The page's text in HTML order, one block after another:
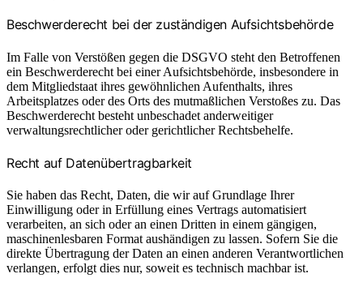
Beschwerde­recht bei der zuständigen Aufsichts­behörde
Im Falle von Verstößen gegen die DSGVO steht den Betroffenen
ein Beschwerderecht bei einer Aufsichtsbehörde, insbesondere in
dem Mitgliedstaat ihres gewöhnlichen Aufenthalts, ihres
Arbeitsplatzes oder des Orts des mutmaßlichen Verstoßes zu. Das
Beschwerderecht besteht unbeschadet anderweitiger
verwaltungsrechtlicher oder gerichtlicher Rechtsbehelfe.
Recht auf Daten­übertrag­barkeit
Sie haben das Recht, Daten, die wir auf Grundlage Ihrer
Einwilligung oder in Erfüllung eines Vertrags automatisiert
verarbeiten, an sich oder an einen Dritten in einem gängigen,
maschinenlesbaren Format aushändigen zu lassen. Sofern Sie die
direkte Übertragung der Daten an einen anderen Verantwortlichen
verlangen, erfolgt dies nur, soweit es technisch machbar ist.